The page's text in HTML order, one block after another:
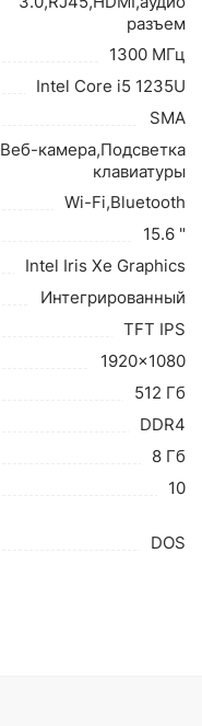
разъем
1300 МГц
Intel Core i5 1235U
SMA
Веб-камера,Подсветка
клавиатуры
Wi-Fi,Bluetooth
15.6 "
Intel Iris Xe Graphics
Интегрированный
TFT IPS
1920x1080
512 Гб
DDR4
8 Гб
10
DOS